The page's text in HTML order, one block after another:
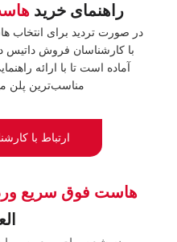
راهنمای خرید
در صورت تردید برای انتخاب
با کارشناسان فروش داتیس
آماده است تا با ارائه
مناسب‌ترین پلن
ارتباط با
هاست فوق سریع